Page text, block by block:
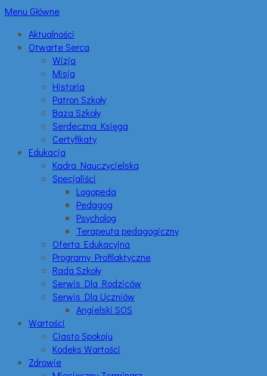
Menu Główne
Aktualności
Otwarte Serca
Wizja
Misja
Historia
Patron Szkoły
Baza Szkoły
Serdeczna Księga
Certyfikaty
Edukacja
Kadra Nauczycielska
Specjaliści
Logopeda
Pedagog
Psycholog
Terapeuta pedagogiczny
Oferta Edukacyjna
Programy Profilaktyczne
Rada Szkoły
Serwis Dla Rodziców
Serwis Dla Uczniów
Angielski SOS
Wartości
Ciasto Spokoju
Kodeks Wartości
Zdrowie